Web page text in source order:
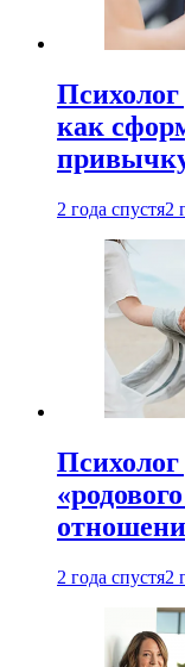
Психолог
как
2 года спустя2
Психолог
2 года спустя2